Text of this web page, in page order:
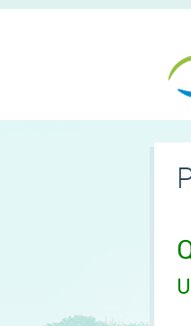
Panneau de gestion des